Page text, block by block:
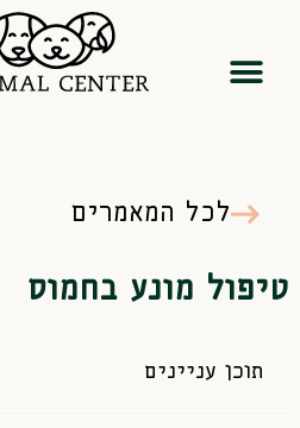
לכל המאמרים
טיפול מונע בחמוס
תוכן עניינים